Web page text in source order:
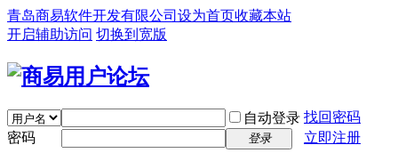
青岛商易软件开发有限公司 设为首页收藏本站
开启辅助访问 切换到宽版
自动登录 找回密码
密码
登录 立即注册